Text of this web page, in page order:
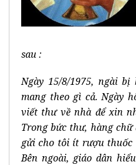
sau :
Ngày 15/8/1975, ngài
mang theo gì cả. Ngày
viết thư về nhà để xin
Trong bức thư, hàng
gửi cho tôi ít rượu thuốc
Bên ngoài, giáo dân